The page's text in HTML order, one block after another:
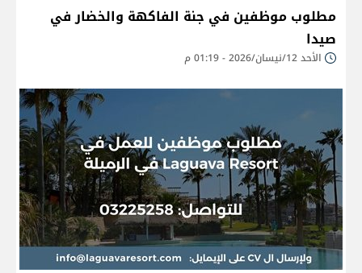
مطلوب موظفين في جنة الفاكهة والخضار في
صيدا
الأحد 12/نيسان/2026 - 01:19 م